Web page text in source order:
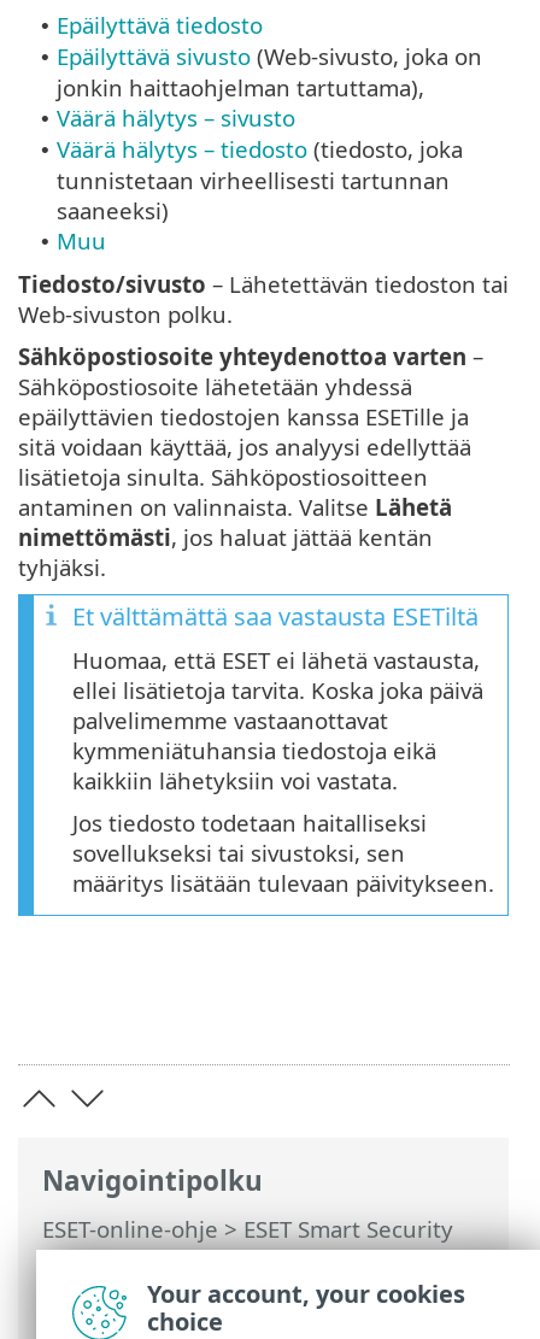
Navigointipolku
ESET-online-ohje>ESET Smart Security
Premium>Tuotteen ESET Smart Security
Premium käsitteleminen >Työkalut>
Valitse näyte analysoitavaksi
• Epäilyttävä tiedosto
• Epäilyttävä sivusto (Web-sivusto, joka on
jonkin haittaohjelman tartuttama),
• Väärä hälytys – sivusto
• Väärä hälytys – tiedosto (tiedosto, joka
tunnistetaan virheellisesti tartunnan
saaneeksi)
• Muu
Tiedosto/sivusto – Lähetettävän tiedoston tai
Web-sivuston polku.
Sähköpostiosoite yhteydenottoa varten –
Sähköpostiosoite lähetetään yhdessä
epäilyttävien tiedostojen kanssa ESETille ja
sitä voidaan käyttää, jos analyysi edellyttää
lisätietoja sinulta. Sähköpostiosoitteen
antaminen on valinnaista. Valitse Lähetä
nimettömästi, jos haluat jättää kentän
tyhjäksi.
Et välttämättä saa vastausta ESETiltä
Huomaa, että ESET ei lähetä vastausta,
ellei lisätietoja tarvita. Koska joka päivä
palvelimemme vastaanottavat
kymmeniätuhansia tiedostoja eikä
kaikkiin lähetyksiin voi vastata.
Jos tiedosto todetaan haitalliseksi
sovellukseksi tai sivustoksi, sen
määritys lisätään tulevaan päivitykseen.
Your account, your cookies
choice